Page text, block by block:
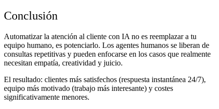
Conclusión
Automatizar la atención al cliente con IA no es reemplazar a tu
equipo humano, es potenciarlo. Los agentes humanos se liberan de
consultas repetitivas y pueden enfocarse en los casos que realmente
necesitan empatía, creatividad y juicio.
El resultado: clientes más satisfechos (respuesta instantánea 24/7),
equipo más motivado (trabajo más interesante) y costes
significativamente menores.